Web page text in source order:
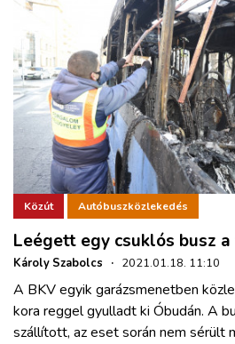
Közút Autóbuszközlekedés
Leégett egy csuklós busz
Károly Szabolcs · 2021.01.18. 11:10
A BKV egyik garázsmenetben
kora reggel gyulladt ki Óbudán. A
szállított, az eset során nem sérült